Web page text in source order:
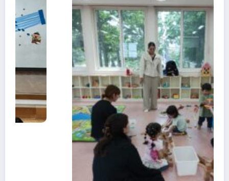
6月生まれさんのお誕生会 R8.6.29
岩見沢めぐみ幼稚園